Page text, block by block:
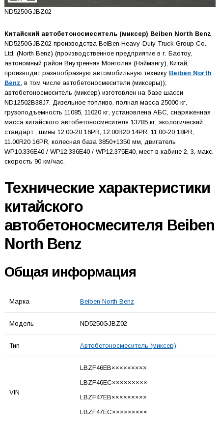
ND5250GJBZ02
Китайский автобетоносмеситель (миксер) Beiben North Benz
ND5250GJBZ02 производства BeiBen Heavy-Duty Truck Group Co.,
Ltd. (North Benz) (производственное предприятие в г. Баотоу,
автономный район Внутренняя Монголия (Нэймэнгу), Китай;
производит разнообразную автомобильную технику Beiben North
Benz , в том числе автобетоносмесители (миксеры));
автобетоносмеситель (миксер) изготовлен на базе шасси
ND12502B38J7. Дизельное топливо, полная масса 25000 кг,
грузоподъемность 11085, 11020 кг, установлена АБС, снаряженная
масса китайского автобетоносмесителя 13785 кг, экологический
стандарт , шины 12.00-20 16PR, 12.00R20 14PR, 11.00-20 18PR,
11.00R20 16PR, колесная база 3850+1350 мм, двигатель
WP10.336E40 / WP12.336E40 / WP12.375E40, мест в кабине 2, 3, макс.
скорость 90 км/час.
Технические характеристики
китайского
автобетоносмесителя Beiben
North Benz
Общая информация
Марка Beiben North Benz
Модель ND5250GJBZ02
Тип Автобетоносмеситель (миксер)
VIN
LBZF46EB×××××××××
LBZF46EC×××××××××
LBZF47EB×××××××××
LBZF47EC×××××××××